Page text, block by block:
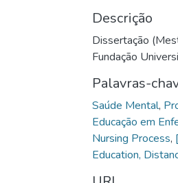
Descrição
Dissertação
Fundação
Palavras-
Saúde Mental,
Educação em
Nursing Process,
Education,